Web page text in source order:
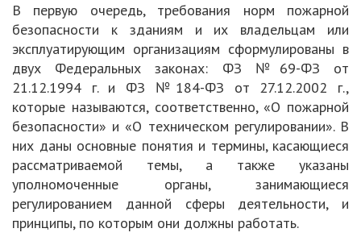
В первую очередь, требования норм пожарной
безопасности к зданиям и их владельцам или
эксплуатирующим организациям сформулированы в
двух Федеральных законах: ФЗ №69-ФЗ от
21.12.1994 г. и ФЗ №184-ФЗ от 27.12.2002 г.,
которые называются, соответственно, «О пожарной
безопасности» и «О техническом регулировании». В
них даны основные понятия и термины, касающиеся
рассматриваемой темы, а также указаны
уполномоченные органы, занимающиеся
регулированием данной сферы деятельности, и
принципы, по которым они должны работать.